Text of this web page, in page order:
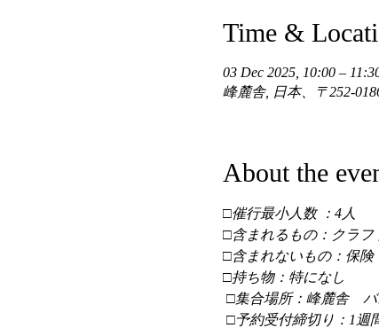
Time &
03 Dec 2025, 10:00 –
峰麓舎, 日本、〒252-
About the
□催行最小人数 ：4人
□含まれるもの：クラフ
□含まれないもの：保険
□持ち物：特になし
□集合場所：峰麓舎　
□予約受付締切り：1週